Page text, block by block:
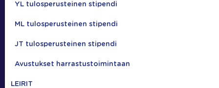
YL tulosperusteinen stipendi
ML tulosperusteinen stipendi
JT tulosperusteinen stipendi
Avustukset harrastustoimintaan
LEIRIT